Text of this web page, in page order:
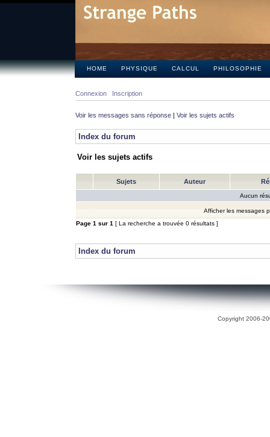
HOME PHYSIQUE CALCUL PHILOSOPHIE
Connexion Inscription
Voir les messages sans réponse | Voir les sujets actifs
Index du forum
Voir les sujets actifs
Sujets Auteur
Aucun
Afficher les messages
Page 1 sur 1 [ La recherche a trouvée 0 résultats ]
Index du forum
Copyright 2006-